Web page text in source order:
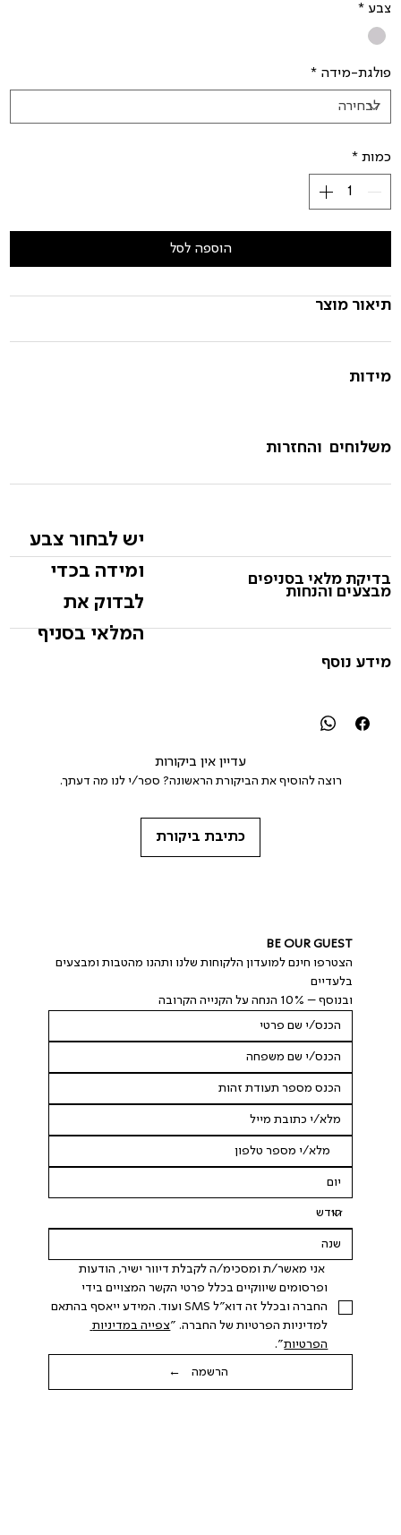
צבע *
פולגת-מידה *
כמות *
הוספה לסל
תיאור מוצר
מידות
משלוחים והחזרות
יש לבחור צבע
ומידה בכדי
לבדוק את
המלאי בסניף
בדיקת מלאי בסניפים
מבצעים והנחות
מידע נוסף
עדיין אין ביקורות
רוצה להוסיף את הביקורת הראשונה? ספר/י לנו מה דעתך.
כתיבת ביקורת
BE OUR GUEST
הצטרפו חינם למועדון הלקוחות שלנו ותהנו מהטבות ומבצעים
בלעדיים
ובנוסף – 10% הנחה על הקנייה הקרובה
אני מאשר/ת ומסכימ/ה לקבלת דיוור ישיר, הודעות
החברה ובכלל זה דוא"ל SMS ועוד. המידע ייאסף בהתאם
למדיניות הפרטיות של החברה. "
צפייה במדיניות
הפרטיות".
הרשמה ←